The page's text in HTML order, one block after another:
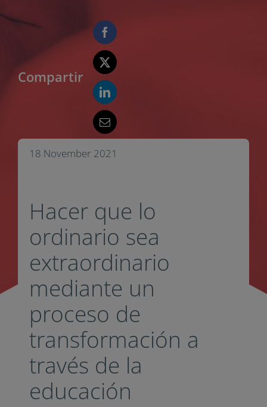
Compartir
18 November 2021
Hacer que lo
ordinario sea
extraordinario
mediante un
proceso de
transformación a
través de la
educación